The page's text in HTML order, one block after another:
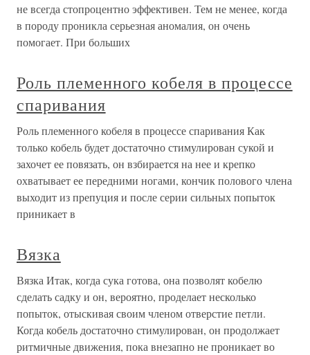
не всегда стопроцентно эффективен. Тем не менее, когда
в породу проникла серьезная аномалия, он очень
помогает. При больших
Роль племенного кобеля в процессе
спаривания
Роль племенного кобеля в процессе спаривания Как
только кобель будет достаточно стимулирован сукой и
захочет ее повязать, он взбирается на нее и крепко
охватывает ее передними ногами, кончик полового члена
выходит из препуция и после серии сильных попыток
приникает в
Вязка
Вязка Итак, когда сука готова, она позволят кобелю
сделать садку и он, вероятно, проделает несколько
попыток, отыскивая своим членом отверстие петли.
Когда кобель достаточно стимулирован, он продолжает
ритмичные движения, пока внезапно не проникает во